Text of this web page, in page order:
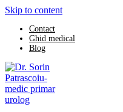
Skip to content
Contact
Ghid medical
Blog